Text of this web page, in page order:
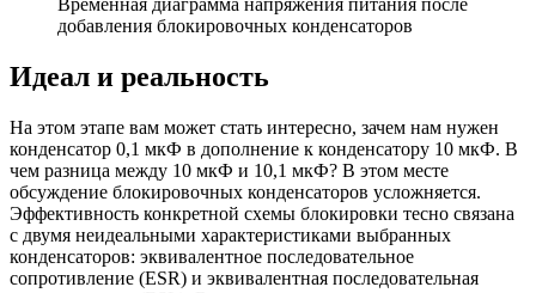
добавления блокировочных конденсаторов
Идеал и реальность
На этом этапе вам может стать интересно, зачем нам нужен
конденсатор 0,1 мкФ в дополнение к конденсатору 10 мкФ. В
чем разница между 10 мкФ и 10,1 мкФ? В этом месте
обсуждение блокировочных конденсаторов усложняется.
Эффективность конкретной схемы блокировки тесно связана
с двумя неидеальными характеристиками выбранных
конденсаторов: эквивалентное последовательное
сопротивление (ESR) и эквивалентная последовательная